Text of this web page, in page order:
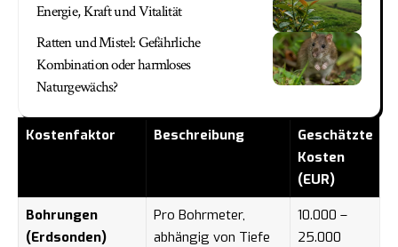
Energie, Kraft und Vitalität
Ratten und Mistel: Gefährliche
Kombination oder harmloses
Naturgewächs?
Kostenfaktor Beschreibung
Geschätzte
Kosten
(EUR)
Bohrungen
(Erdsonden)
Pro Bohrmeter,
abhängig von Tiefe
10.000 –
25.000